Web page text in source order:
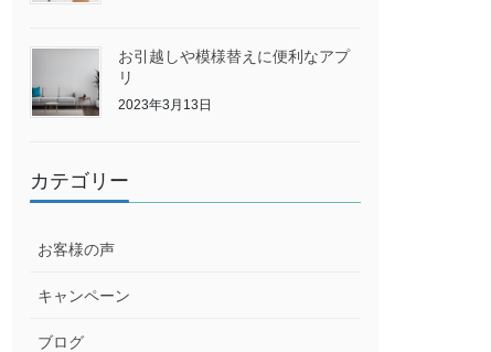
お引越しや模様替えに便利なアプ
リ
2023年3月13日
カテゴリー
お客様の声
キャンペーン
ブログ